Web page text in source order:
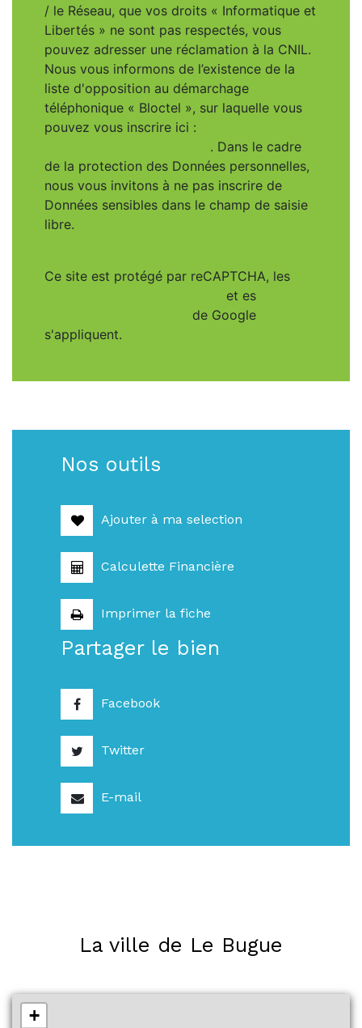
/ le Réseau, que vos droits « Informatique et
Libertés » ne sont pas respectés, vous
pouvez adresser une réclamation à la CNIL.
Nous vous informons de l’existence de la
liste d'opposition au démarchage
téléphonique « Bloctel », sur laquelle vous
pouvez vous inscrire ici :
. Dans le cadre
de la protection des Données personnelles,
nous vous invitons à ne pas inscrire de
Données sensibles dans le champ de saisie
libre.
Ce site est protégé par reCAPTCHA, les
et es
de Google
s'appliquent.
Nos outils
Ajouter à ma selection
Calculette Financière
Imprimer la fiche
Partager le bien
Facebook
Twitter
E-mail
La ville de Le Bugue
+